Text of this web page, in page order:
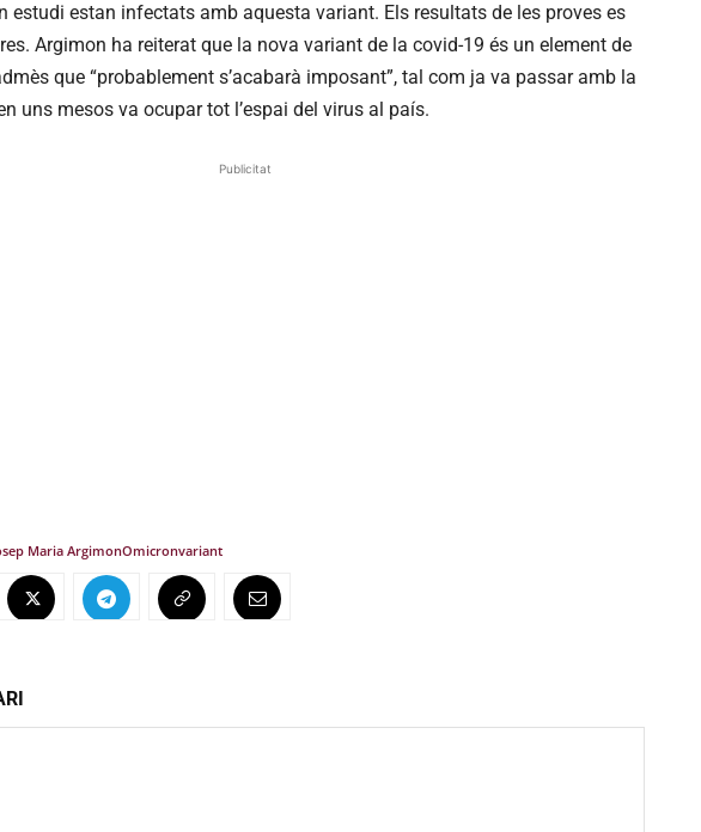
estudi estan infectats amb aquesta variant. Els resultats de les proves es
Argimon ha reiterat que la nova variant de la covid-19 és un element de
que “probablement s’acabarà imposant”, tal com ja va passar amb la
uns mesos va ocupar tot l’espai del virus al país.
Publicitat
Maria ArgimonOmicronvariant